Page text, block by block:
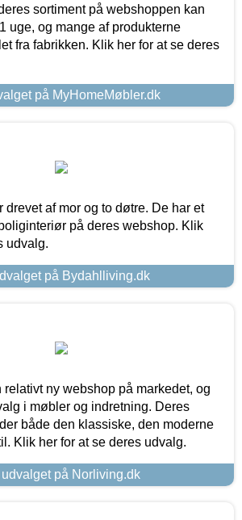
sortiment på webshoppen kan
uge, og mange af produkterne
fra fabrikken. Klik her for at se deres
på MyHomeMøbler.dk
drevet af mor og to døtre. De har et
på deres webshop. Klik
udvalg.
på Bydahlliving.dk
relativt ny webshop på markedet, og
i møbler og indretning. Deres
både den klassiske, den moderne
Klik her for at se deres udvalg.
udvalget på Norliving.dk